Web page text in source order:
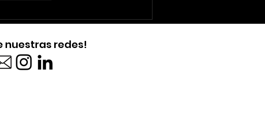
Estadio Nacional de
Garrincha
nuestras redes!